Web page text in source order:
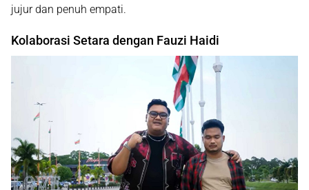
jujur dan penuh empati.
Kolaborasi Setara dengan Fauzi Haidi